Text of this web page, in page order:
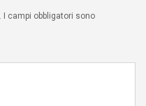
I campi obbligatori sono